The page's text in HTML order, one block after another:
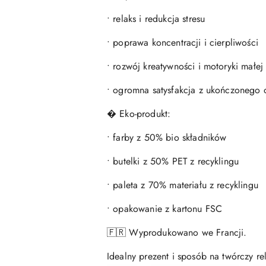
• relaks i redukcja stresu
• poprawa koncentracji i cierpliwości
• rozwój kreatywności i motoryki małej
• ogromna satysfakcja z ukończonego
� Eko-produkt:
• farby z 50% bio składników
• butelki z 50% PET z recyklingu
• paleta z 70% materiału z recyklingu
• opakowanie z kartonu FSC
🇫🇷 Wyprodukowano we Francji.
Idealny prezent i sposób na twórczy